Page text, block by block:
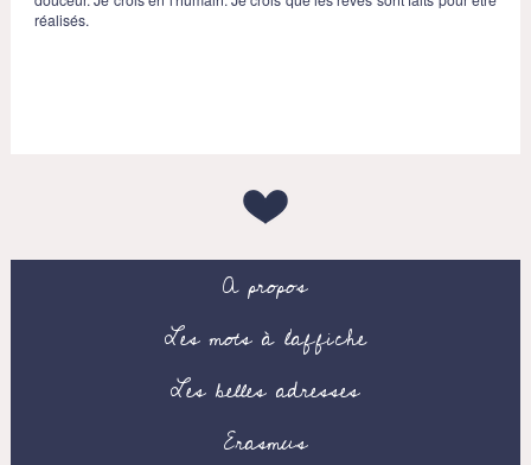
réalisés.
A propos
Les mots à l’affiche
Les belles adresses
Erasmus